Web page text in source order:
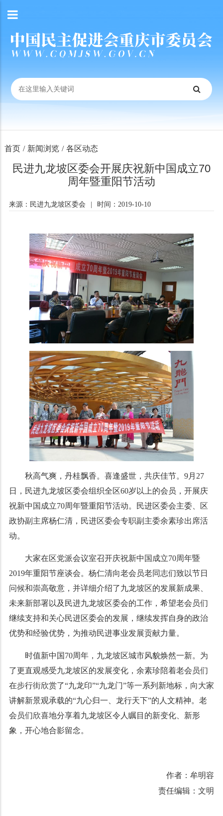
首页 / 新闻浏览 / 各区动态
民进九龙坡区委会开展庆祝新中国成立70
周年暨重阳节活动
来源：民进九龙坡区委会 时间：2019-10-10
秋高气爽，丹桂飘香。喜逢盛世，共庆佳节。9月27
日，民进九龙坡区委会组织全区60岁以上的会员，开展庆
祝新中国成立70周年暨重阳节活动。民进区委会主委、区
政协副主席杨仁清，民进区委会专职副主委余素珍出席活
动。
大家在区党派会议室召开庆祝新中国成立70周年暨
2019年重阳节座谈会。杨仁清向老会员老同志们致以节日
问候和崇高敬意，并详细介绍了九龙坡区的发展新成果、
未来新部署以及民进九龙坡区委会的工作，希望老会员们
继续支持和关心民进区委会的发展，继续发挥自身的政治
优势和经验优势，为推动民进事业发展贡献力量。
时值新中国70周年，九龙坡区城市风貌焕然一新。为
了更直观感受九龙坡区的发展变化，余素珍陪着老会员们
在步行街欣赏了“九龙印”“九龙门”等一系列新地标，向大家
讲解新景观承载的“九心归一、龙行天下”的人文精神。老
会员们欣喜地分享着九龙坡区令人瞩目的新变化、新形
象，开心地合影留念。
作者：牟明容
责任编辑：文明